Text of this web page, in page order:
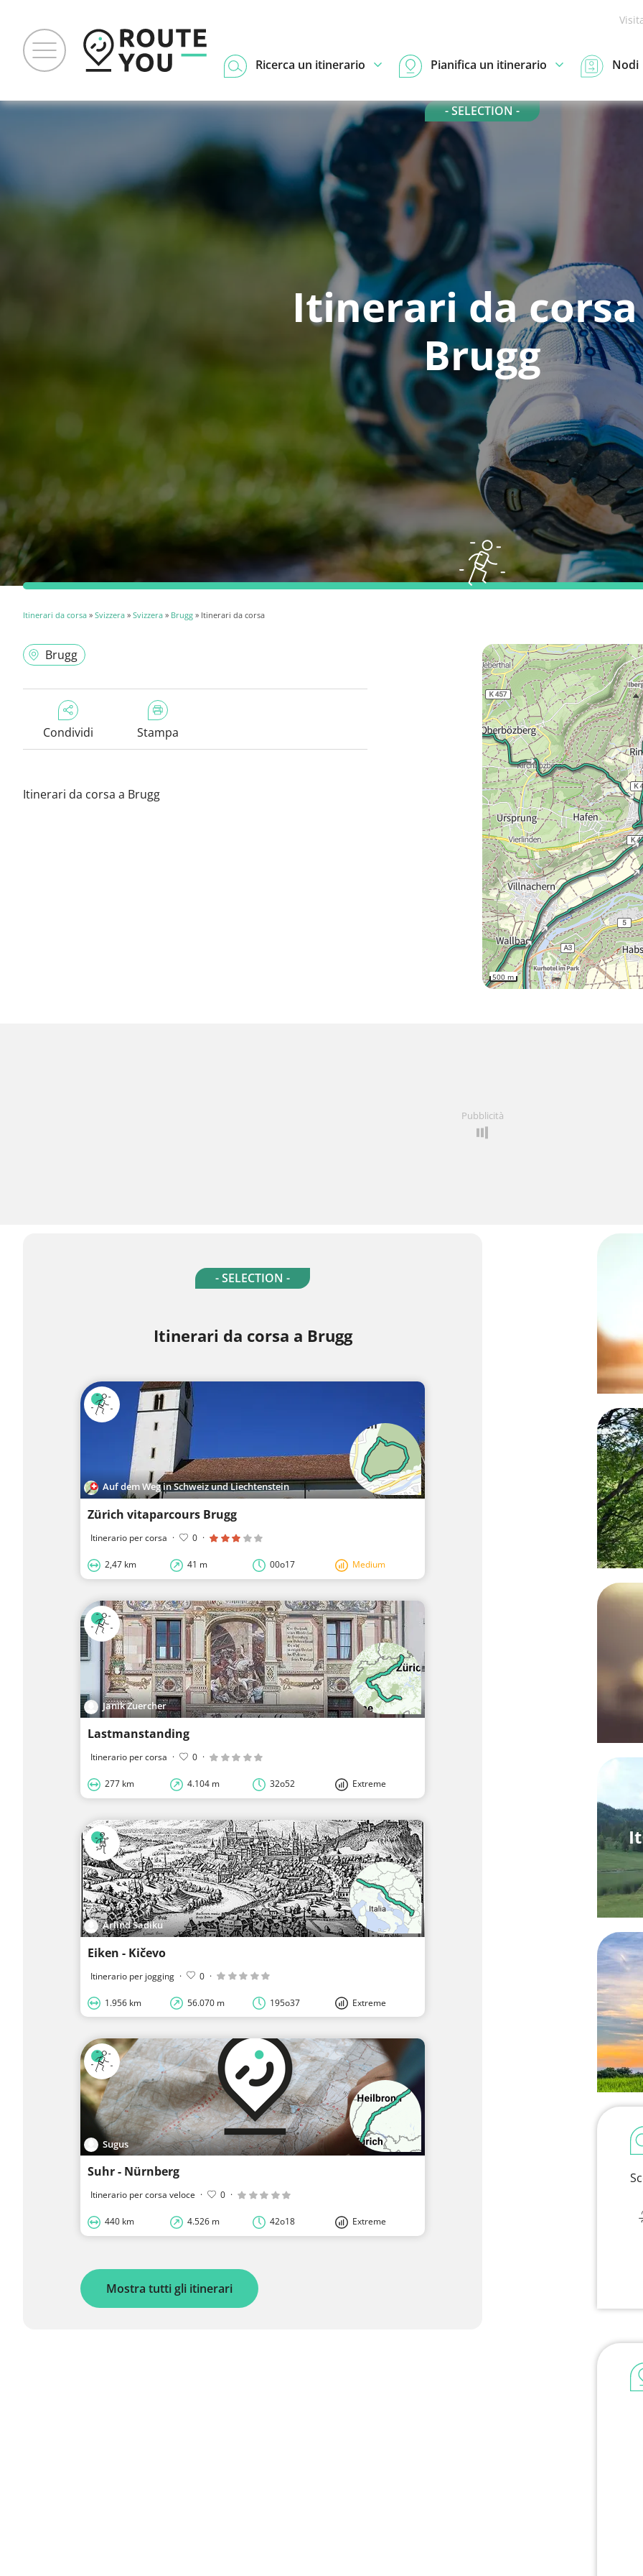
Ricerca un itinerario Pianifica un itinerario Nodi
- SELECTION -
Itinerari da
Brugg
Itinerari da corsa » Svizzera » Svizzera » Brugg » Itinerari da corsa
Brugg
Condividi Stampa
Itinerari da corsa a Brugg
500 m
Pubblicità
- SELECTION -
Itinerari da corsa a Brugg
Auf dem Weg in Schweiz und Liechtenstein
Zürich vitaparcours Brugg
Itinerario per corsa · 0 ·
2,47 km 41 m 00o17 Medium
Janik Zuercher
Lastmanstanding
Itinerario per corsa · 0 ·
277 km 4.104 m 32o52 Extreme
Arlind Sadiku
Eiken - Kičevo
Itinerario per jogging · 0 ·
1.956 km 56.070 m 195o37 Extreme
Sugus
Suhr - Nürnberg
Itinerario per corsa veloce · 0 ·
440 km 4.526 m 42o18 Extreme
Mostra tutti gli itinerari